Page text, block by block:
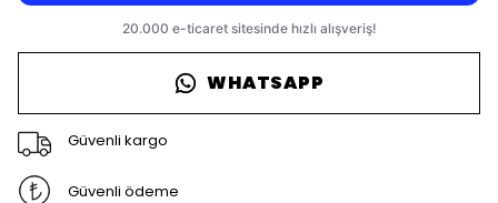
WHATSAPP
Güvenli kargo
Güvenli ödeme